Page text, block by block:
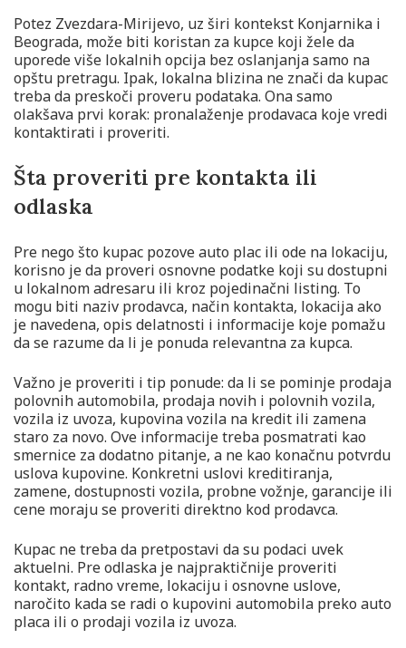
Potez Zvezdara-Mirijevo, uz širi kontekst Konjarnika i
Beograda, može biti koristan za kupce koji žele da
uporede više lokalnih opcija bez oslanjanja samo na
opštu pretragu. Ipak, lokalna blizina ne znači da kupac
treba da preskoči proveru podataka. Ona samo
olakšava prvi korak: pronalaženje prodavaca koje vredi
kontaktirati i proveriti.
Šta proveriti pre kontakta ili
odlaska
Pre nego što kupac pozove auto plac ili ode na lokaciju,
korisno je da proveri osnovne podatke koji su dostupni
u lokalnom adresaru ili kroz pojedinačni listing. To
mogu biti naziv prodavca, način kontakta, lokacija ako
je navedena, opis delatnosti i informacije koje pomažu
da se razume da li je ponuda relevantna za kupca.
Važno je proveriti i tip ponude: da li se pominje prodaja
polovnih automobila, prodaja novih i polovnih vozila,
vozila iz uvoza, kupovina vozila na kredit ili zamena
staro za novo. Ove informacije treba posmatrati kao
smernice za dodatno pitanje, a ne kao konačnu potvrdu
uslova kupovine. Konkretni uslovi kreditiranja,
zamene, dostupnosti vozila, probne vožnje, garancije ili
cene moraju se proveriti direktno kod prodavca.
Kupac ne treba da pretpostavi da su podaci uvek
aktuelni. Pre odlaska je najpraktičnije proveriti
kontakt, radno vreme, lokaciju i osnovne uslove,
naročito kada se radi o kupovini automobila preko auto
placa ili o prodaji vozila iz uvoza.